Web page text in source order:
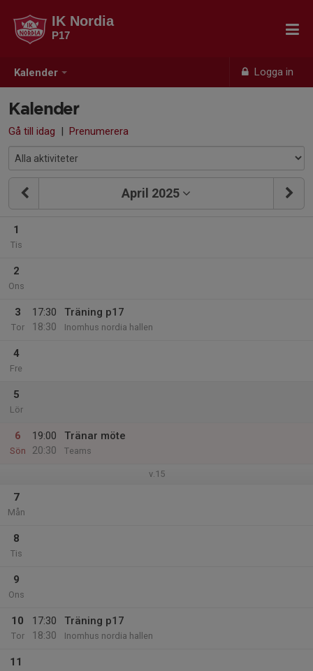
Kalender Logga in
IK Nordia
P17
Kalender
Gå till idag | Prenumerera
April 2025
1
Tis
2
Ons
3
Tor
17:30
18:30
Träning p17
Inomhus nordia hallen
4
Fre
5
Lör
6
Sön
19:00
20:30
Tränar möte
Teams
v.15
7
Mån
8
Tis
9
Ons
10
Tor
17:30
18:30
Träning p17
Inomhus nordia hallen
11